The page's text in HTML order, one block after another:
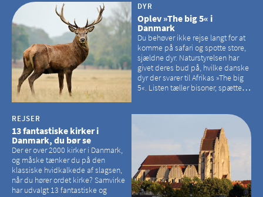
DYR
Oplev »The big 5« i
Danmark
Du behøver ikke rejse langt for at
komme på safari og spotte store,
sjældne dyr. Naturstyrelsen har
givet deres bud på, hvilke danske
dyr der svarer til Afrikas »The big
5«. Listen tæller bisoner, spættede
REJSER
13 fantastiske kirker i
Danmark, du bør se
Der er over 2000 kirker i Danmark,
og måske tænker du på den
klassiske hvidkalkede af slagsen,
når du hører ordet kirke? Samvirke
har udvalgt 13 fantastiske og